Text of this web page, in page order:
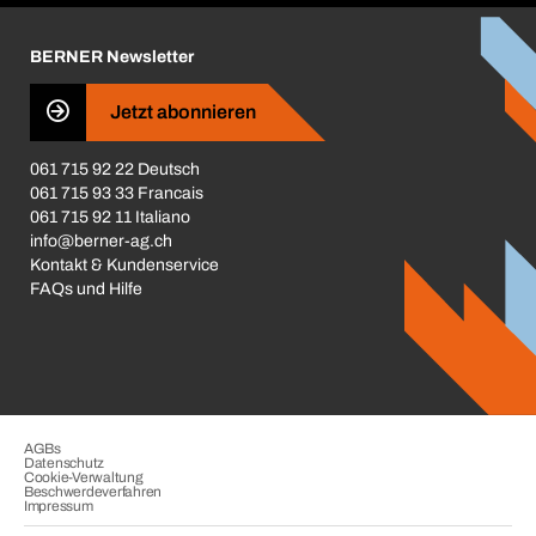
Business Conduct
BERNER Newsletter
Jetzt abonnieren
061 715 92 22 Deutsch
061 715 93 33 Francais
061 715 92 11 Italiano
info@berner-ag.ch
Kontakt & Kundenservice
FAQs und Hilfe
AGBs
Datenschutz
Cookie-Verwaltung
Beschwerdeverfahren
Impressum